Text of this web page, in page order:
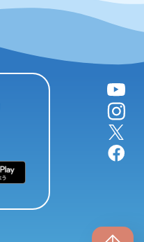
YouTube
instagram
X
facebook